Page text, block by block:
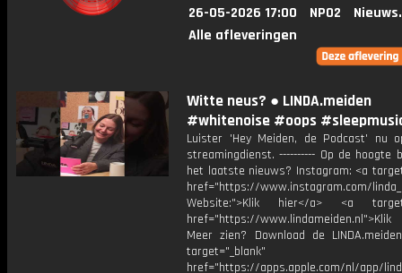
26-05-2026 17:00 NPO2
Alle afleveringen
Witte neus? ● LINDA.meiden
#whitenoise #oops
Luister 'Hey Meiden, de Podcast' nu
streamingdienst. ---------- Op de hoogte
het laatste nieuws? Instagram: <a
href="https://www.instagram.com/
Website:">Klik hier</a> <a
href="https://
Meer zien? Download de
target="_blank"
href="https://apps.apple.com/nl/app/